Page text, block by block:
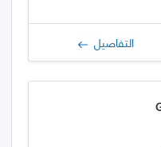
التفاصيل